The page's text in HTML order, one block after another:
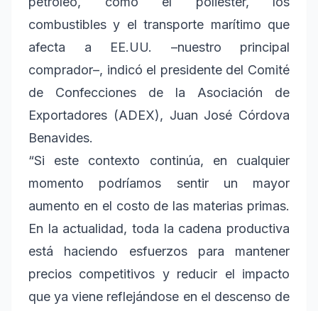
combustibles y el transporte marítimo que
afecta a EE.UU. –nuestro principal
comprador–, indicó el presidente del Comité
de Confecciones de la Asociación de
Exportadores (ADEX), Juan José Córdova
Benavides.
“Si este contexto continúa, en cualquier
momento podríamos sentir un mayor
aumento en el costo de las materias primas.
En la actualidad, toda la cadena productiva
está haciendo esfuerzos para mantener
precios competitivos y reducir el impacto
que ya viene reflejándose en el descenso de